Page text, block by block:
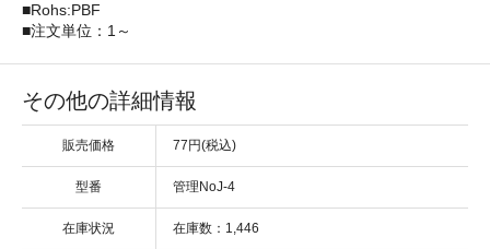
■Rohs:PBF
■注文単位：1～
その他の詳細情報
販売価格 77円(税込)
型番 管理NoJ-4
在庫状況 在庫数：1,446